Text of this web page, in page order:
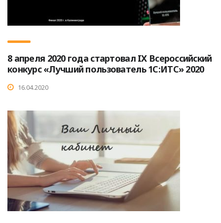
8 апреля 2020 года стартовал IX Всероссийский
конкурс «Лучший пользователь 1С:ИТС» 2020
16.04.2020